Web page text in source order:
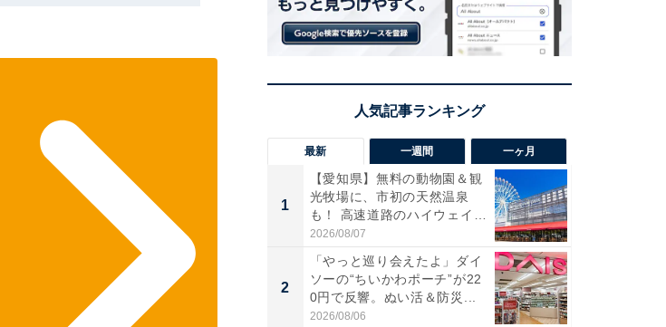
最新 一週間 一ヶ月
1
【愛知県】無料の動物園＆観
光牧場に、市初の天然温泉
も！ 高速道路のハイウェイオ
ア...
2026/08/07
2
「やっと巡り会えたよ」ダイ
ソーの“ちいかわポーチ”が22
0円で反響。ぬい活＆防災...
2026/08/06